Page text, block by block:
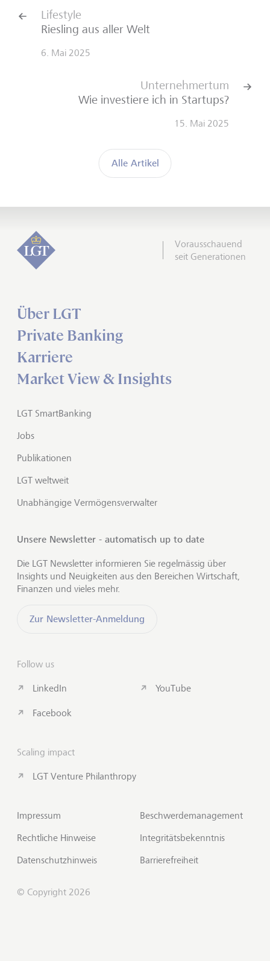
Lifestyle
Riesling aus aller Welt
6. Mai 2025
Alle Artikel
Unternehmertum
Wie investiere ich in Startups?
15. Mai 2025
Vorausschauend
seit Generationen
Über LGT
Private Banking
Karriere
Market View & Insights
LGT SmartBanking
Jobs
Publikationen
LGT weltweit
Unabhängige Vermögensverwalter
Unsere Newsletter - automatisch up to date
Die LGT Newsletter informieren Sie regelmässig über
Insights und Neuigkeiten aus den Bereichen Wirtschaft,
Finanzen und vieles mehr.
Zur Newsletter-Anmeldung
Follow us
LinkedIn
Facebook
YouTube
Scaling impact
LGT Venture Philanthropy
Impressum
Rechtliche Hinweise
Datenschutzhinweis
Beschwerdemanagement
Integritätsbekenntnis
Barrierefreiheit
© Copyright 2026